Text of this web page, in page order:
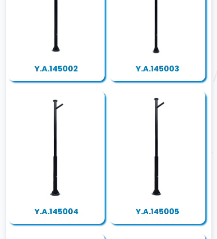
Y.A.145002 Y.A.145003
Y.A.145004 Y.A.145005